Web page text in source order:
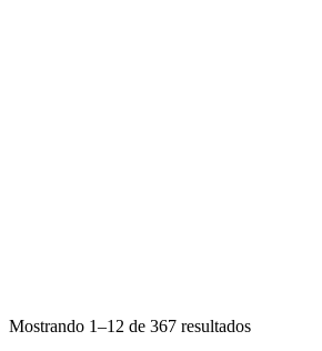
Mostrando 1–12 de 367 resultados